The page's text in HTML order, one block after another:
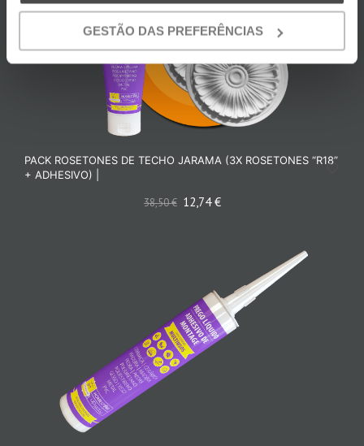
servicios y ofrecerle el mejor precio y servicio.
GESTÃO DAS PREFERÊNCIAS
PACK ROSETONES DE TECHO JARAMA (3X ROSETONES “R18”
+ ADHESIVO) |
38,50€ 12,74€